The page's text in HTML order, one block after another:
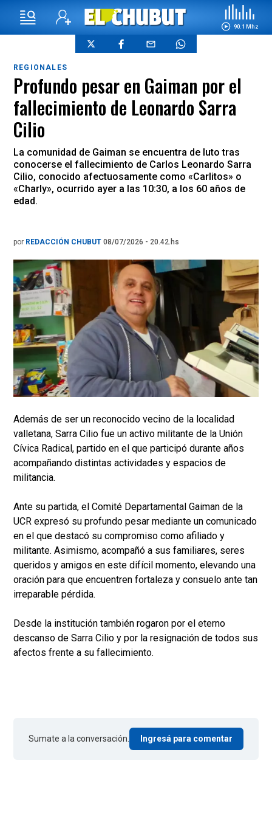
90.1 Mhz
REGIONALES
Profundo pesar en Gaiman por el
fallecimiento de Leonardo Sarra
Cilio
La comunidad de Gaiman se encuentra de luto tras
conocerse el fallecimiento de Carlos Leonardo Sarra
Cilio, conocido afectuosamente como «Carlitos» o
«Charly», ocurrido ayer a las 10:30, a los 60 años de
edad.
por REDACCIÓN CHUBUT 08/07/2026 - 20.42.hs
Además de ser un reconocido vecino de la localidad
valletana, Sarra Cilio fue un activo militante de la Unión
Cívica Radical, partido en el que participó durante años
acompañando distintas actividades y espacios de
militancia.
Ante su partida, el Comité Departamental Gaiman de la
UCR expresó su profundo pesar mediante un comunicado
en el que destacó su compromiso como afiliado y
militante. Asimismo, acompañó a sus familiares, seres
queridos y amigos en este difícil momento, elevando una
oración para que encuentren fortaleza y consuelo ante tan
irreparable pérdida.
Desde la institución también rogaron por el eterno
descanso de Sarra Cilio y por la resignación de todos sus
afectos frente a su fallecimiento.
Sumate a la conversación. Ingresá para comentar